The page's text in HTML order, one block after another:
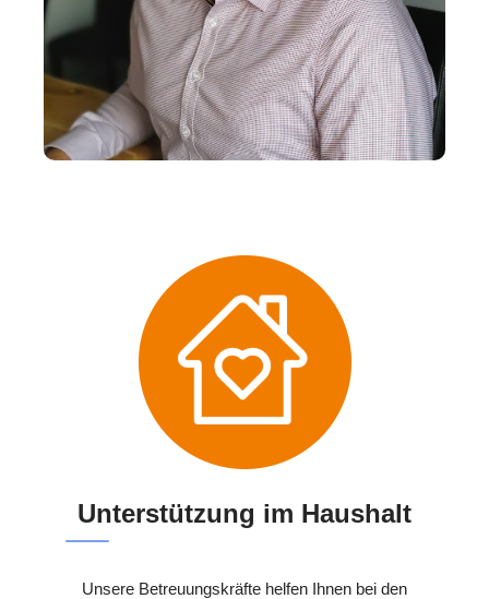
Unterstützung im Haushalt
Unsere Betreuungskräfte helfen Ihnen bei den